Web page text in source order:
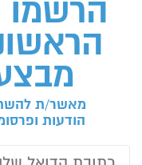
הרשמו
מאשר/ת
הודעות